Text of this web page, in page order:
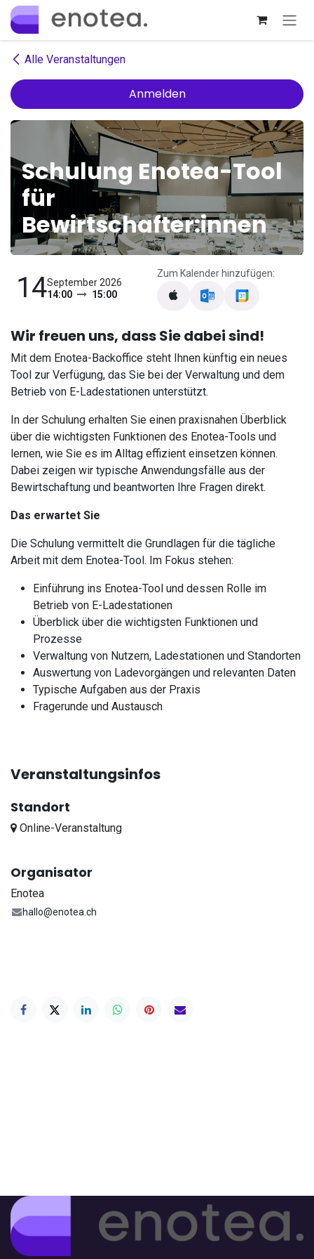
Zum Inhalt springen
Alle Veranstaltungen
Anmelden
Schulung Enotea-Tool
für
Bewirtschafter:innen
14September 2026
14:00
15:00
Zum Kalender hinzufügen:
Wir freuen uns, dass Sie dabei sind!
Mit dem Enotea-Backoffice steht Ihnen künftig ein neues
Tool zur Verfügung, das Sie bei der Verwaltung und dem
Betrieb von E-Ladestationen unterstützt.
In der Schulung erhalten Sie einen praxisnahen Überblick
über die wichtigsten Funktionen des Enotea-Tools und
lernen, wie Sie es im Alltag effizient einsetzen können.
Dabei zeigen wir typische Anwendungsfälle aus der
Bewirtschaftung und beantworten Ihre Fragen direkt.
Das erwartet Sie
Die Schulung vermittelt die Grundlagen für die tägliche
Arbeit mit dem Enotea-Tool. Im Fokus stehen:
Einführung ins Enotea-Tool und dessen Rolle im
Betrieb von E-Ladestationen
Überblick über die wichtigsten Funktionen und
Prozesse
Verwaltung von Nutzern, Ladestationen und Standorten
Auswertung von Ladevorgängen und relevanten Daten
Typische Aufgaben aus der Praxis
Fragerunde und Austausch
Veranstaltungsinfos
Standort
Online-Veranstaltung
Organisator
Enotea
hallo@enotea.ch